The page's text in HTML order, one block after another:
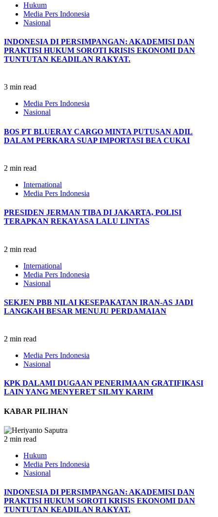
Hukum
Media Pers Indonesia
Nasional
INDONESIA DI PERSIMPANGAN: AKADEMISI DAN
PRAKTISI HUKUM SOROTI KRISIS EKONOMI DAN
TUNTUTAN KEADILAN RAKYAT.
3 min read
Media Pers Indonesia
Nasional
BOS PT BLUERAY CARGO MINTA PUTUSAN ADIL
DALAM PERKARA SUAP IMPORTASI BEA CUKAI
2 min read
International
Media Pers Indonesia
PRESIDEN JERMAN TIBA DI JAKARTA, POLISI
TERAPKAN REKAYASA LALU LINTAS
2 min read
International
Media Pers Indonesia
Nasional
SEKJEN PBB NILAI KESEPAKATAN IRAN-AS JADI
LANGKAH BESAR MENUJU PERDAMAIAN
2 min read
Media Pers Indonesia
Nasional
KPK DALAMI DUGAAN PENERIMAAN GRATIFIKASI
LAIN YANG MENYERET SILMY KARIM
KABAR PILIHAN
2 min read
Hukum
Media Pers Indonesia
Nasional
INDONESIA DI PERSIMPANGAN: AKADEMISI DAN
PRAKTISI HUKUM SOROTI KRISIS EKONOMI DAN
TUNTUTAN KEADILAN RAKYAT.